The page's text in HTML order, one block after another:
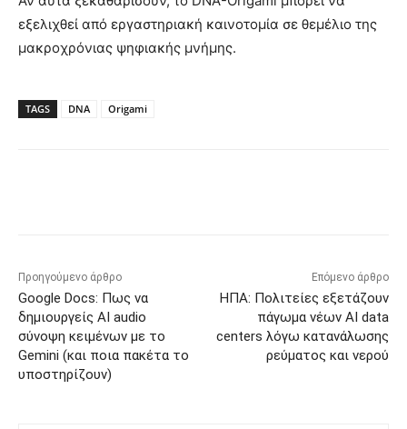
εξελιχθεί από εργαστηριακή καινοτομία σε θεμέλιο της
μακροχρόνιας ψηφιακής μνήμης.
TAGS DNA Origami
Προηγούμενο άρθρο
Google Docs: Πως να
δημιουργείς AI audio
σύνοψη κειμένων με το
Gemini (και ποια πακέτα το
υποστηρίζουν)
Επόμενο άρθρο
ΗΠΑ: Πολιτείες εξετάζουν
πάγωμα νέων AI data
centers λόγω κατανάλωσης
ρεύματος και νερού